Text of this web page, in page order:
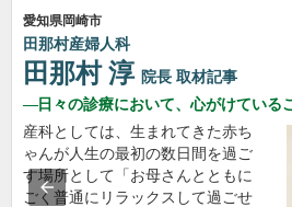
愛知県岡崎市
田那村産婦人科
田那村 淳 院長 取材記事
日々の診療において、心がけている
産科としては、生まれてきた赤ち
ゃんが人生の最初の数日間を過ご
す場所として「お母さんとともに
ごく普通にリラックスして過ごせ